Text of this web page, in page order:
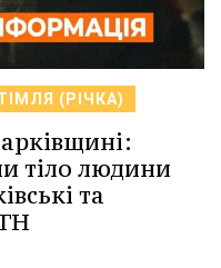
(РІЧКА)
тіло людини
та